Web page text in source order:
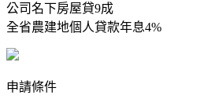
公司名下房屋貸9成
全省農建地個人貸款年息4%
申請條件